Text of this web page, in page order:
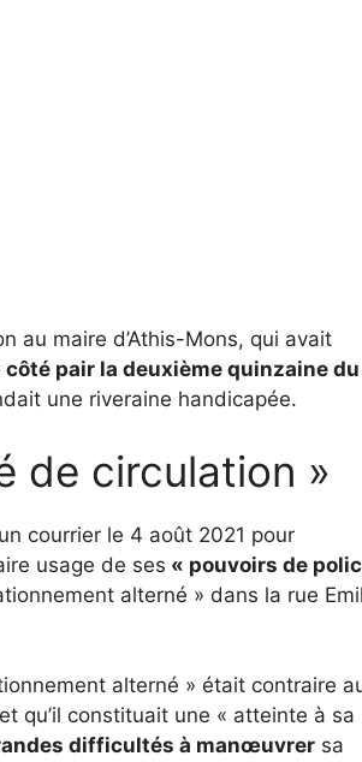
au maire d’Athis-Mons, qui avait
côté pair la deuxième quinzaine du
une riveraine handicapée.
de circulation »
courrier le 4 août 2021 pour
usage de ses « pouvoirs de
alterné » dans la rue
alterné » était contraire
qu’il constituait une « atteinte à sa
difficultés à manœuvrer sa